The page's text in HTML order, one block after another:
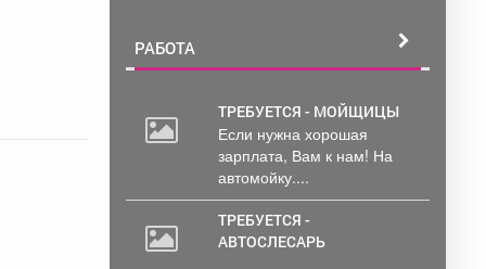
РАБОТА
ТРЕБУЕТСЯ - МОЙЩИЦЫ
Если нужна хорошая
зарплата, Вам к нам! На
автомойку....
ТРЕБУЕТСЯ -
АВТОСЛЕСАРЬ